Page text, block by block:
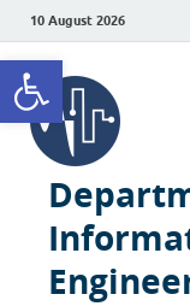
Open
10 August 2026